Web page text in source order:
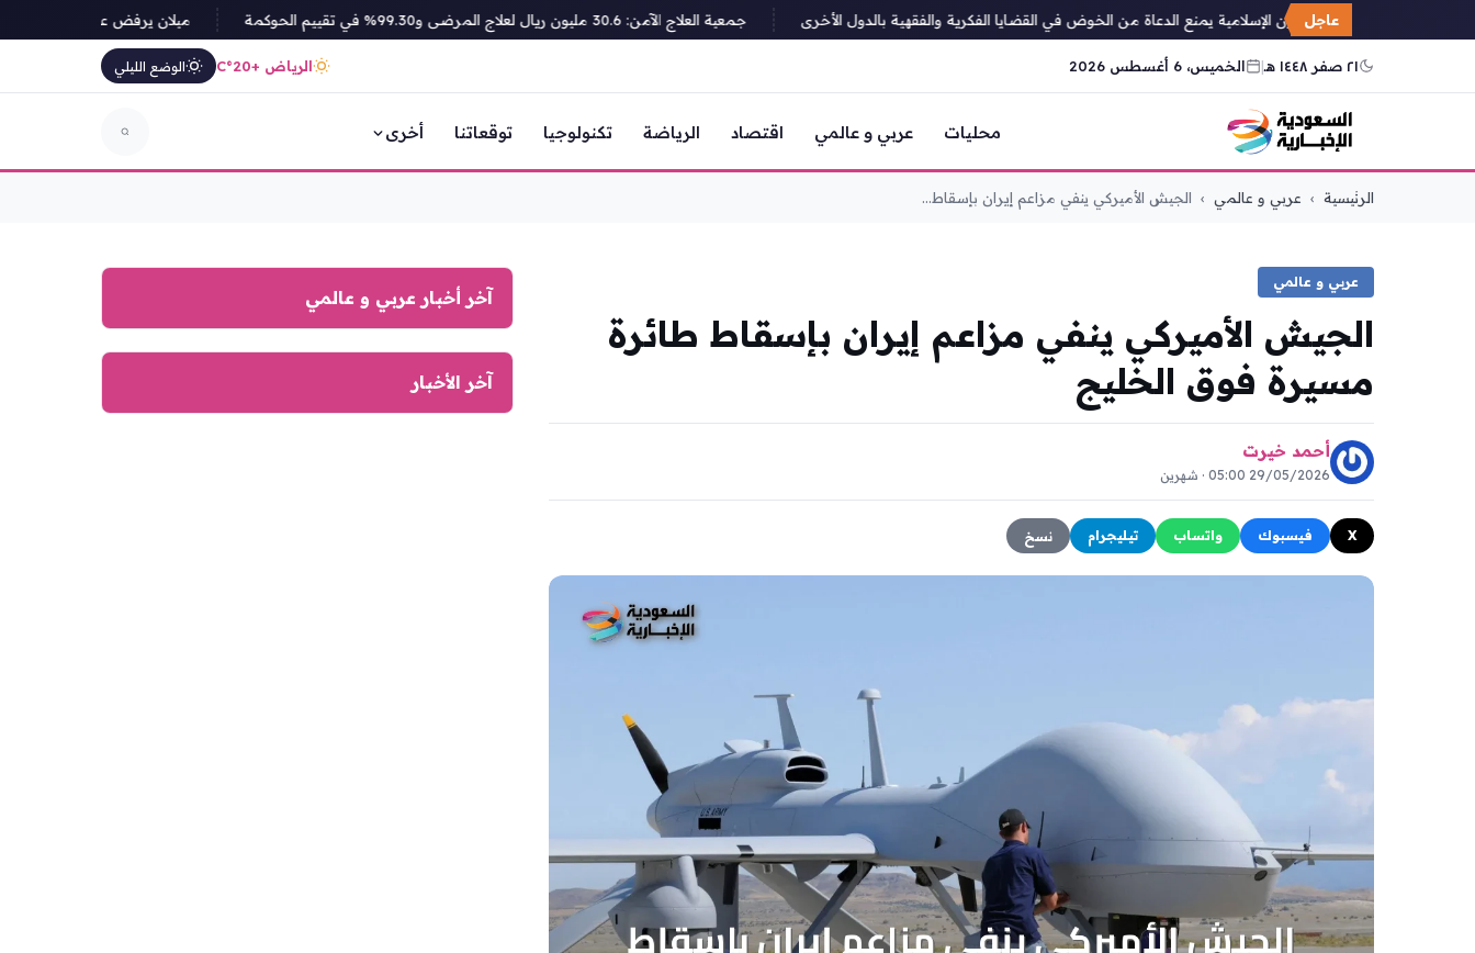
عاجل
وزير الشؤون الإسلامية يمنع الدعاة من الخوض في القضايا الفكرية والفقهية بالدول الأخرى جمعية العلاج الآمن: 30.6 مليون ريال لعلاج المرضى و99.30% في تقييم الحوكمة ميلان يرفض عرض غلطة سراي
٢١ صفر ١٤٤٨ هـ | الخميس، 6 أغسطس 2026 الرياض +20°C الوضع الليلي
محليات عربي و عالمي اقتصاد الرياضة تكنولوجيا توقعاتنا أخرى
الرئيسية › عربي و عالمي › الجيش الأميركي ينفي مزاعم إيران بإسقاط...
عربي و عالمي
الجيش الأميركي ينفي مزاعم إيران بإسقاط طائرة
مسيرة فوق الخليج
أحمد خيرت
29/05/2026 05:00 · شهرين
X فيسبوك واتساب تيليجرام نسخ
آخر أخبار عربي و عالمي
آخر الأخبار